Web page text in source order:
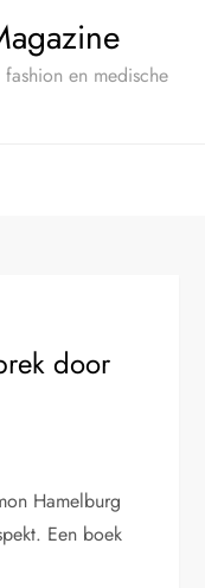
en medische
door
Hamelburg
Een boek